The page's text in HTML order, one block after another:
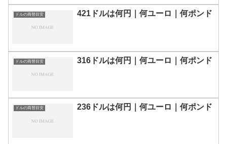
ドルの両替目安 421ドルは何円｜何ユーロ｜何ポンド
ドルの両替目安 316ドルは何円｜何ユーロ｜何ポンド
ドルの両替目安 236ドルは何円｜何ユーロ｜何ポンド